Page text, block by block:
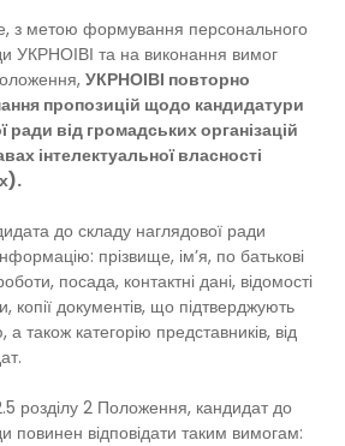
з метою формування персонального
УКРНОІВІ та на виконання вимог
УКРНОІВІ повторно
пропозицій щодо кандидатури
ради від громадських організацій
інтелектуальної власності
до складу наглядової ради
прізвище, ім’я, по батькові
посада, контактні дані, відомості
копії документів, що підтверджують
також категорію представників, від
розділу 2 Положення, кандидат до
повинен відповідати таким вимогам: